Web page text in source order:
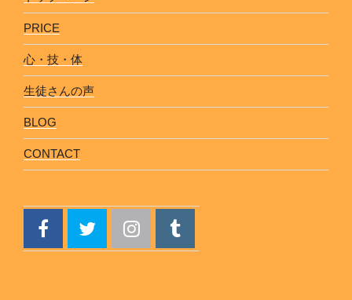
PRICE
心・技・体
生徒さんの声
BLOG
CONTACT